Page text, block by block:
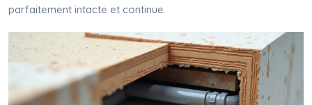
parfaitement intacte et continue.